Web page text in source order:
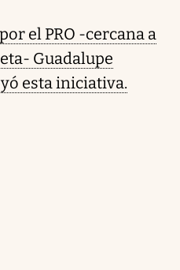
el PRO -cercana a
Guadalupe
esta iniciativa.